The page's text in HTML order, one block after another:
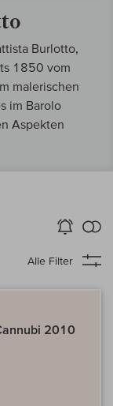
Burlotto,
1850 vom
malerischen
im Barolo
Aspekten
Wein-Alarm
aktivieren
Alle Filter
2010